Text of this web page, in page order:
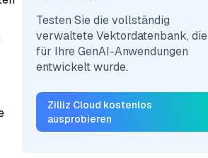
Testen Sie die vollständig
verwaltete Vektordatenbank, die
für Ihre GenAI-Anwendungen
entwickelt wurde.
Zilliz Cloud kostenlos
ausprobieren